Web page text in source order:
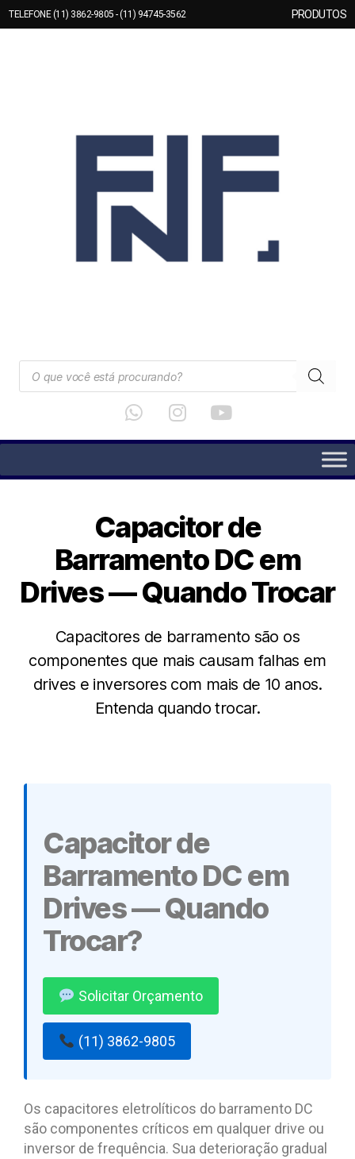
TELEFONE (11) 3862-9805 - (11) 94745-3562 PRODUTOS
Capacitor de
Barramento DC em
Drives — Quando Trocar
Capacitores de barramento são os
componentes que mais causam falhas em
drives e inversores com mais de 10 anos.
Entenda quando trocar.
Capacitor de
Barramento DC em
Drives — Quando
Trocar?
Solicitar Orçamento
(11) 3862-9805
Os capacitores eletrolíticos do barramento DC
são componentes críticos em qualquer drive ou
inversor de frequência. Sua deterioração gradual